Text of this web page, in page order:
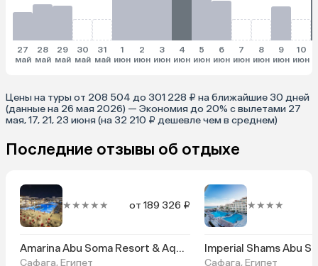
27
май
28
май
29
май
30
май
31
май
1
июн
2
июн
3
июн
4
июн
5
июн
6
июн
7
июн
8
июн
9
июн
10
июн
Цены на туры от 208 504 до 301 228 ₽ на ближайшие 30 дней
(данные на 26 мая 2026) — Экономия до 20% с вылетами 27
мая, 17, 21, 23 июня (на 32 210 ₽ дешевле чем в среднем)
Последние отзывы об отдыхе
★★★★★ от 189 326 ₽
Amarina Abu Soma Resort & Aqua Park
Сафага, Египет
★★★★
Imperial Shams Abu
Сафага, Египет